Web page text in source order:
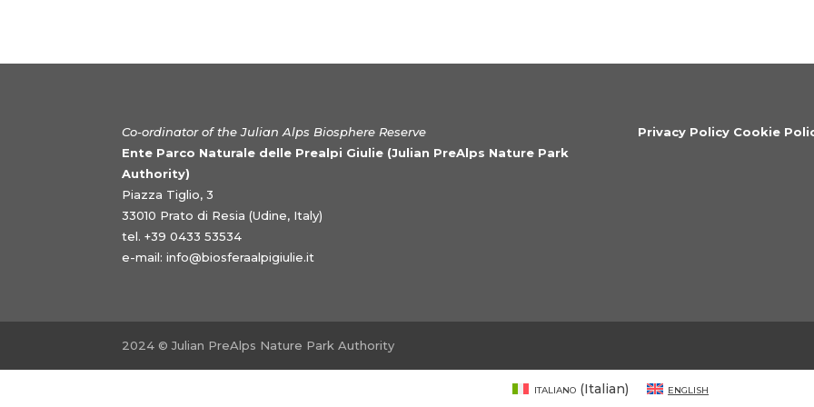
Co-ordinator of the Julian Alps Biosphere Reserve
Ente Parco Naturale delle Prealpi Giulie (Julian PreAlps Nature Park
Authority)
Piazza Tiglio, 3
33010 Prato di Resia (Udine, Italy)
tel. +39 0433 53534
e-mail:info@biosferaalpigiulie.it
Privacy Policy Cookie
2024 © Julian PreAlps Nature Park Authority
Italiano(Italian) English